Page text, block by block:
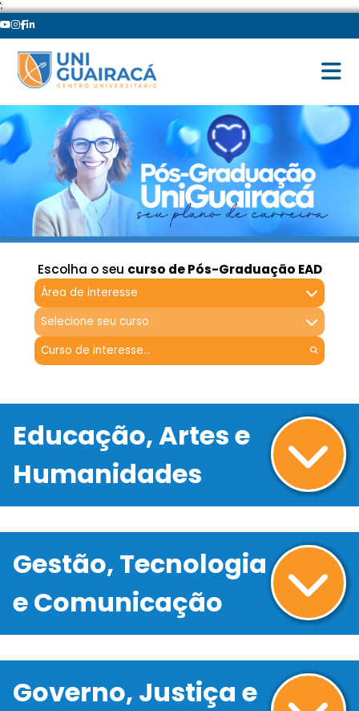
';
Escolha o seu curso de Pós-Graduação EAD
Área de interesse
Selecione seu curso
Educação, Artes e
Humanidades
Gestão, Tecnologia
e Comunicação
Governo, Justiça e